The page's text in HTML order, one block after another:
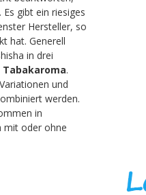
gibt ein riesiges
Hersteller, so
hat. Generell
in drei
.
und
werden.
in
mit oder ohne